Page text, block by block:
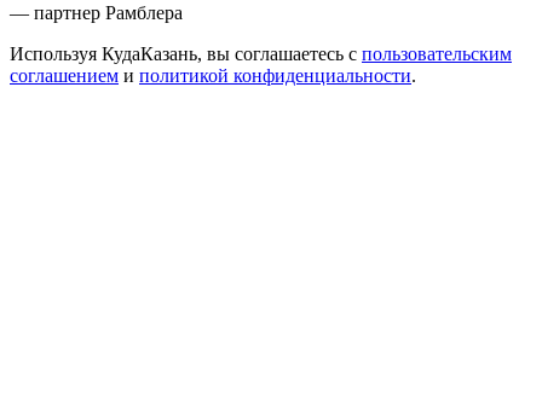
— партнер Рамблера
Используя КудаКазань, вы соглашаетесь с пользовательским
соглашением и политикой конфиденциальности.